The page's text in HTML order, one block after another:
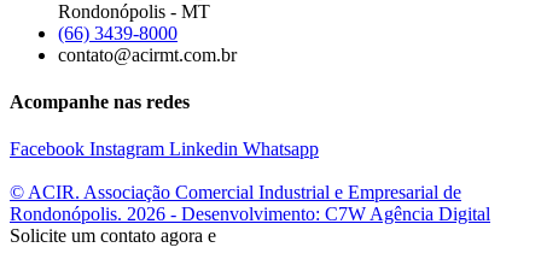
Rondonópolis - MT
(66) 3439-8000
contato@acirmt.com.br
Acompanhe nas redes
Facebook Instagram Linkedin Whatsapp
© ACIR. Associação Comercial Industrial e Empresarial de
Rondonópolis. 2026 - Desenvolvimento: C7W Agência Digital
Solicite um contato agora e